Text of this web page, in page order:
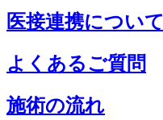
医接連携について
よくあるご質問
施術の流れ